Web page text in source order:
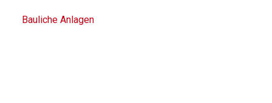
Bauliche Anlagen